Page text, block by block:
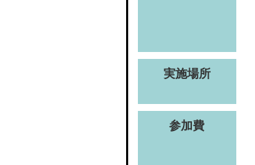
実施場所
参加費